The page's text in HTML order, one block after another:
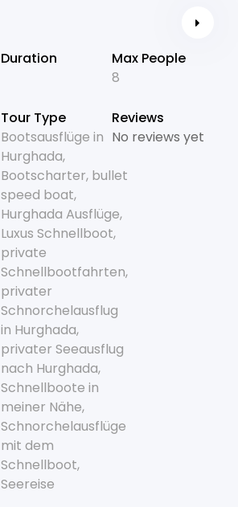
Duration
Max People
8
Tour Type
Bootsausflüge in
Hurghada,
Bootscharter, bullet
speed boat,
Hurghada Ausflüge,
Luxus Schnellboot,
private
Schnellbootfahrten,
privater
Schnorchelausflug
in Hurghada,
privater Seeausflug
nach Hurghada,
Schnellboote in
meiner Nähe,
Schnorchelausflüge
mit dem
Schnellboot,
Seereise
Reviews
No reviews yet